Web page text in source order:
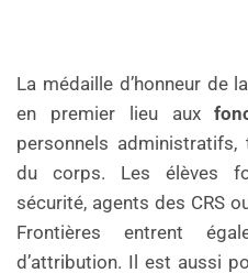
La médaille d’honneur de
en premier lieu aux
personnels
du corps. Les élèves
sécurité, agents des CRS
Frontières entrent
d’attribution. Il est aussi